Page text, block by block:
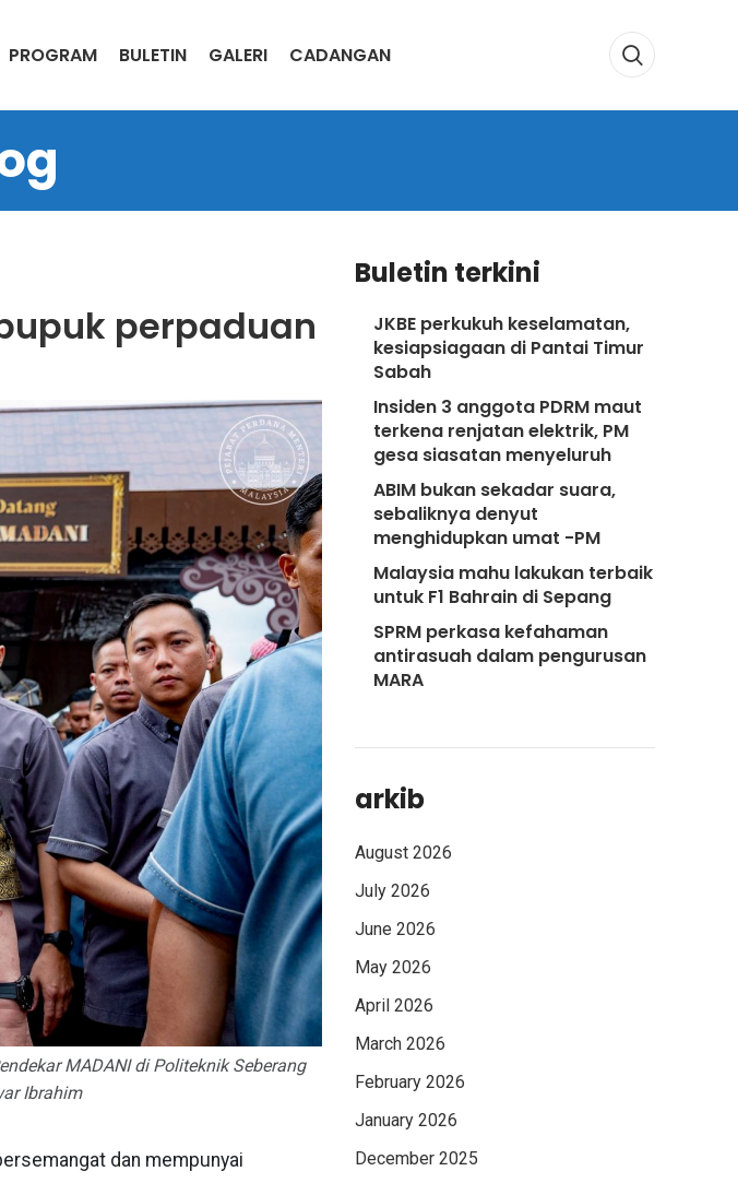
PROGRAM BULETIN GALERI CADANGAN
perpaduan
MADANI di Politeknik Seberang
Ibrahim
dan mempunyai
Buletin terkini
JKBE perkukuh keselamatan,
kesiapsiagaan di Pantai Timur
Sabah
Insiden 3 anggota PDRM maut
terkena renjatan elektrik, PM
gesa siasatan menyeluruh
ABIM bukan sekadar suara,
sebaliknya denyut
menghidupkan umat -PM
Malaysia mahu lakukan terbaik
untuk F1 Bahrain di Sepang
SPRM perkasa kefahaman
antirasuah dalam pengurusan
MARA
arkib
August 2026
July 2026
June 2026
May 2026
April 2026
March 2026
February 2026
January 2026
December 2025